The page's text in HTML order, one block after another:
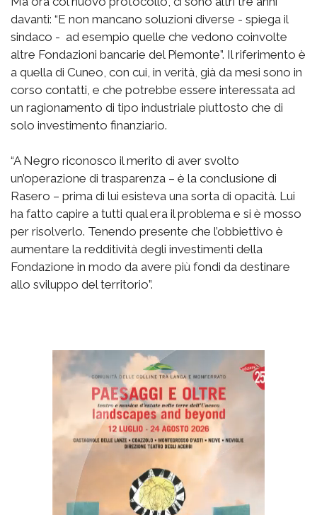
davanti: “E non mancano soluzioni diverse - spiega il
sindaco - ad esempio quelle che vedono coinvolte
altre Fondazioni bancarie del Piemonte”. Il riferimento è
a quella di Cuneo, con cui, in verità, già da mesi sono in
corso contatti, e che potrebbe essere interessata ad
un ragionamento di tipo industriale piuttosto che di
solo investimento finanziario.
“A Negro riconosco il merito di aver svolto
un’operazione di trasparenza – è la conclusione di
Rasero – prima di lui esisteva una sorta di opacità. Lui
ha fatto capire a tutti qual era il problema e si è mosso
per risolverlo. Tenendo presente che l’obbiettivo è
aumentare la redditività degli investimenti della
Fondazione in modo da avere più fondi da destinare
allo sviluppo del territorio”.